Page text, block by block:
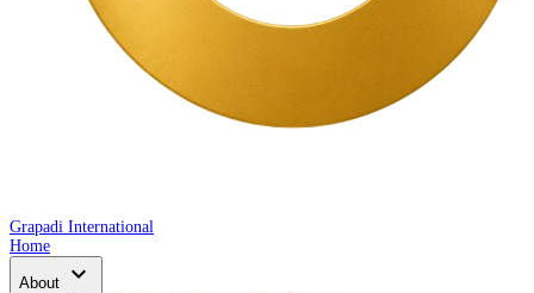
Grapadi International
Home
About expand_more